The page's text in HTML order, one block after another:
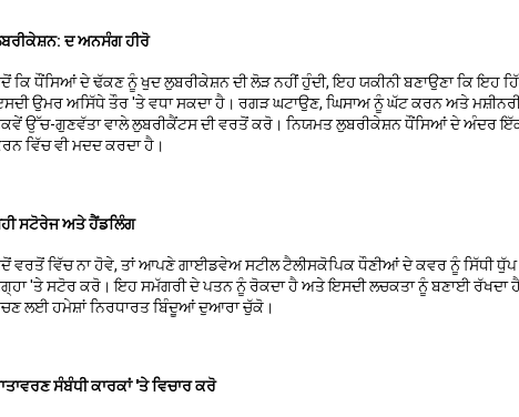
ਦ ਅਨਸੰਗ ਹੀਰੋ
ਕਿ ਧੌਂਸਿਆਂ ਦੇ ਢੱਕਣ ਨੂੰ ਖੁਦ ਲੁਬਰੀਕੇਸ਼ਨ ਦੀ ਲੋੜ ਨਹੀਂ ਹੁੰਦੀ, ਇਹ ਯਕੀਨੀ ਬਣਾਉਣਾ ਕਿ ਇਹ
ਉਮਰ ਅਸਿੱਧੇ ਤੌਰ 'ਤੇ ਵਧਾ ਸਕਦਾ ਹੈ। ਰਗੜ ਘਟਾਉਣ, ਘਿਸਾਅ ਨੂੰ ਘੱਟ ਕਰਨ ਅਤੇ
ਉੱਚ-ਗੁਣਵੱਤਾ ਵਾਲੇ ਲੁਬਰੀਕੈਂਟਸ ਦੀ ਵਰਤੋਂ ਕਰੋ। ਨਿਯਮਤ ਲੁਬਰੀਕੇਸ਼ਨ ਧੌਂਸਿਆਂ ਦੇ ਅੰਦਰ ਇੱਕ
ਵਿੱਚ ਵੀ ਮਦਦ ਕਰਦਾ ਹੈ।
ਸਟੋਰੇਜ ਅਤੇ ਹੈਂਡਲਿੰਗ
ਵਰਤੋਂ ਵਿੱਚ ਨਾ ਹੋਵੇ, ਤਾਂ ਆਪਣੇ ਗਾਈਡਵੇਅ ਸਟੀਲ ਟੈਲੀਸਕੋਪਿਕ ਧੌਣੀਆਂ ਦੇ ਕਵਰ ਨੂੰ ਸਿੱਧੀ
'ਤੇ ਸਟੋਰ ਕਰੋ। ਇਹ ਸਮੱਗਰੀ ਦੇ ਪਤਨ ਨੂੰ ਰੋਕਦਾ ਹੈ ਅਤੇ ਇਸਦੀ ਲਚਕਤਾ ਨੂੰ ਬਣਾਈ ਰੱਖਦਾ
ਲਈ ਹਮੇਸ਼ਾਂ ਨਿਰਧਾਰਤ ਬਿੰਦੂਆਂ ਦੁਆਰਾ ਚੁੱਕੋ।
ਸੰਬੰਧੀ ਕਾਰਕਾਂ 'ਤੇ ਵਿਚਾਰ ਕਰੋ